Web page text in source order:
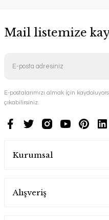
Mail listemize
E-postalarımızı almak için
çıkabilirsiniz.
Kurumsal
Alışveriş